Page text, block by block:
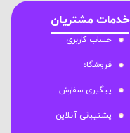
خدمات مشتریان
حساب کاربری
فروشگاه
پیگیری سفارش
پشتیبانی آنلاین